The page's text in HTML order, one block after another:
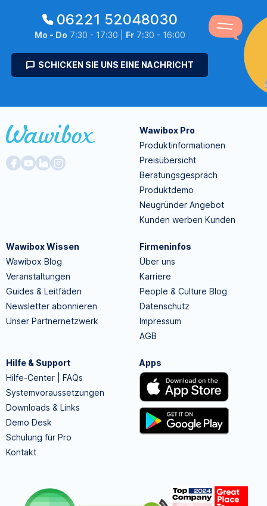
06221 52048030
Mo - Do 7:30 - 17:30 | Fr7:30 - 16:00
SCHICKEN SIE UNS EINE NACHRICHT
Wawibox Pro
Produktinformationen
Preisübersicht
Beratungsgespräch
Produktdemo
Neugründer Angebot
Kunden werben Kunden
Wawibox Wissen
Wawibox Blog
Veranstaltungen
Guides & Leitfäden
Newsletter abonnieren
Unser Partnernetzwerk
Firmeninfos
Über uns
Karriere
People & Culture Blog
Datenschutz
Impressum
AGB
Hilfe & Support
Hilfe-Center | FAQs
Systemvoraussetzungen
Downloads & Links
Demo Desk
Schulung für Pro
Kontakt
Apps